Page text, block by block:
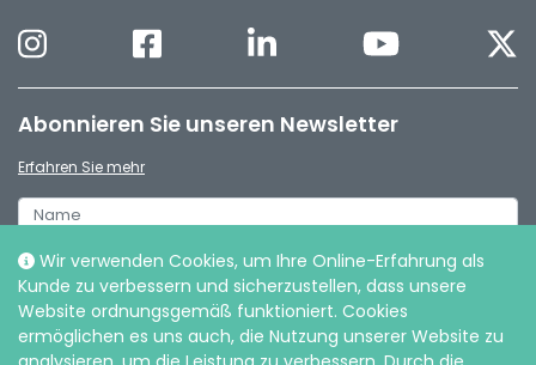
Wir verwenden Cookies, um Ihre Online-Erfahrung als
Kunde zu verbessern und sicherzustellen, dass unsere
Website ordnungsgemäß funktioniert. Cookies
ermöglichen es uns auch, die Nutzung unserer Website zu
Abonnieren Sie unseren Newsletter
Erfahren Sie mehr